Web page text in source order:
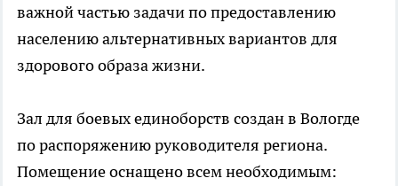
важной частью задачи по предоставлению
населению альтернативных вариантов для
здорового образа жизни.
Зал для боевых единоборств создан в Вологде
по распоряжению руководителя региона.
Помещение оснащено всем необходимым: